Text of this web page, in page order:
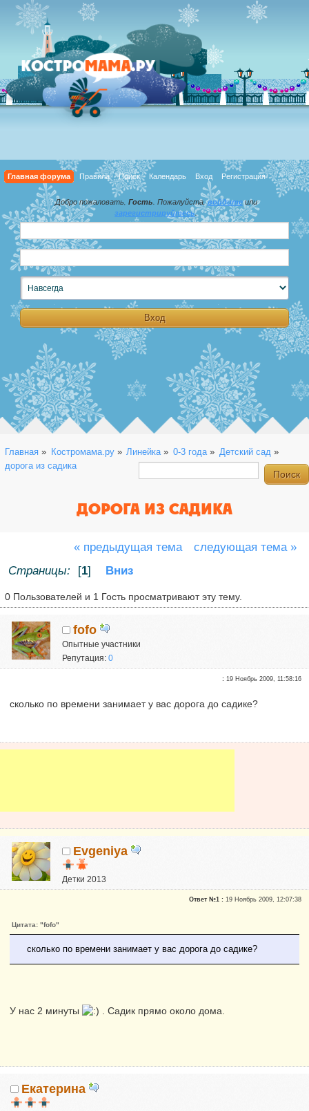
Главная форума Правила Поиск Календарь Вход Регистрация
Добро пожаловать, Гость . Пожалуйста,войдитеили
зарегистрируйтесь.
Главная » Костромама.ру» Линейка » 0-3 года» Детский сад »
дорога из садика
ДОРОГА ИЗ САДИКА
« предыдущая тема
следующая тема »
Страницы:
[1] Вниз
0 Пользователей и 1 Гость просматривают эту тему.
fofo
Опытные участники
Репутация:0
:19 Ноябрь 2009, 11:58:16
сколько по времени занимает у вас дорога до садике?
Evgeniya
Детки 2013
Почетные участники
Ответ №1 :19 Ноябрь 2009, 12:07:38
Цитата: "fofo"
сколько по времени занимает у вас дорога до садике?
У нас 2 минуты . Садик прямо около дома.
Екатерина